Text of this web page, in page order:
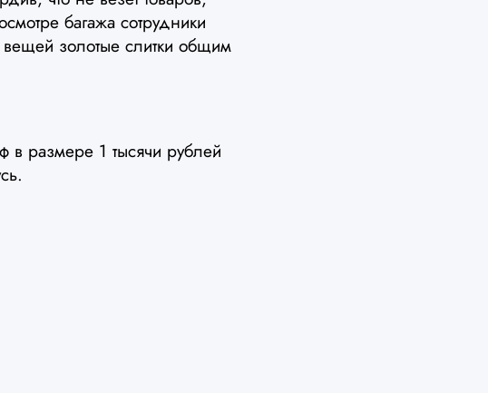
багажа сотрудники
золотые слитки общим
размере 1 тысячи рублей